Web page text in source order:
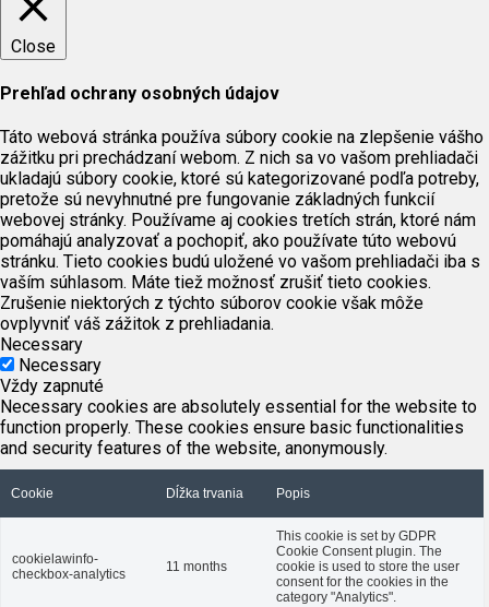
Close
Prehľad ochrany osobných údajov
Táto webová stránka používa súbory cookie na zlepšenie vášho
zážitku pri prechádzaní webom. Z nich sa vo vašom prehliadači
ukladajú súbory cookie, ktoré sú kategorizované podľa potreby,
pretože sú nevyhnutné pre fungovanie základných funkcií
webovej stránky. Používame aj cookies tretích strán, ktoré nám
pomáhajú analyzovať a pochopiť, ako používate túto webovú
stránku. Tieto cookies budú uložené vo vašom prehliadači iba s
vaším súhlasom. Máte tiež možnosť zrušiť tieto cookies.
Zrušenie niektorých z týchto súborov cookie však môže
ovplyvniť váš zážitok z prehliadania.
Necessary
Necessary
Vždy zapnuté
Necessary cookies are absolutely essential for the website to
function properly. These cookies ensure basic functionalities
and security features of the website, anonymously.
Cookie Dĺžka trvania Popis
cookielawinfo-
checkbox-analytics
11 months
This cookie is set by GDPR
Cookie Consent plugin. The
cookie is used to store the user
consent for the cookies in the
category "Analytics".